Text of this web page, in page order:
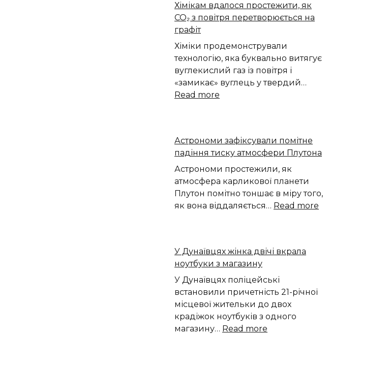
3D
форму
хвильової
функції
Хімікам вдалося простежити, як
CO₂ з повітря перетворюється на
графіт
Хіміки продемонстрували
технологію, яка буквально витягує
вуглекислий газ із повітря і
«замикає» вуглець у твердий…
Read more
як
CO₂
з
повітря
перетворюється
на
Астрономи зафіксували помітне
падіння тиску атмосфери Плутона
Астрономи простежили, як
атмосфера карликової планети
Плутон помітно тоншає в міру того,
як вона віддаляється… Read more
У Дунаївцях жінка двічі вкрала
ноутбуки з магазину
У Дунаївцях поліцейські
встановили причетність 21-річної
місцевої жительки до двох
крадіжок ноутбуків з одного
магазину… Read more